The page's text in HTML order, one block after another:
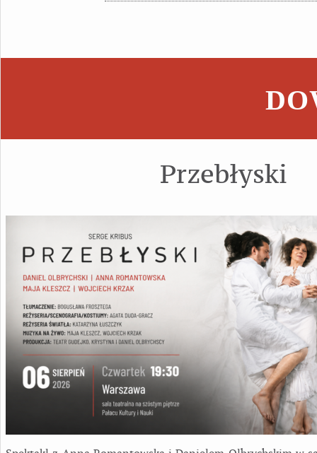
Przebłyski